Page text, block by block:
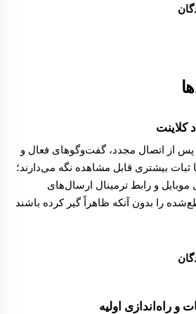
کلاینت
پس از اتصال مجدد، گفت‌وگوهای فعال و
بیشتری قابل مشاهده نگه می‌دارند؛
موبایل و رابط ترمینال ارسال‌های
را بدون آنکه ظاهراً گیر کرده باشند
و راه‌اندازی اولیه